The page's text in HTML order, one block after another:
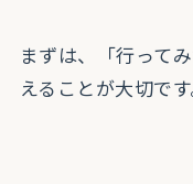
まずは、「行って
えることが大切です